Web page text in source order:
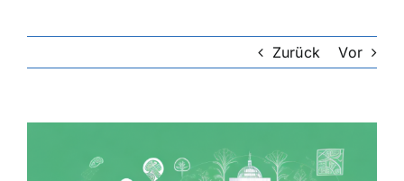
Zurück Vor
grösseres